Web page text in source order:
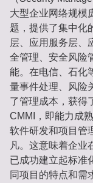
大型企业网络规模
题，提供了集中化
层、应用服务层、
全管理、安全风险
能。在电信、石化
量事件处理、风险
了管理成本，获得
CMMI，即能力成
软件研发和项目管
凡。这意味着企业
已成功建立起标准
同项目的特点和需